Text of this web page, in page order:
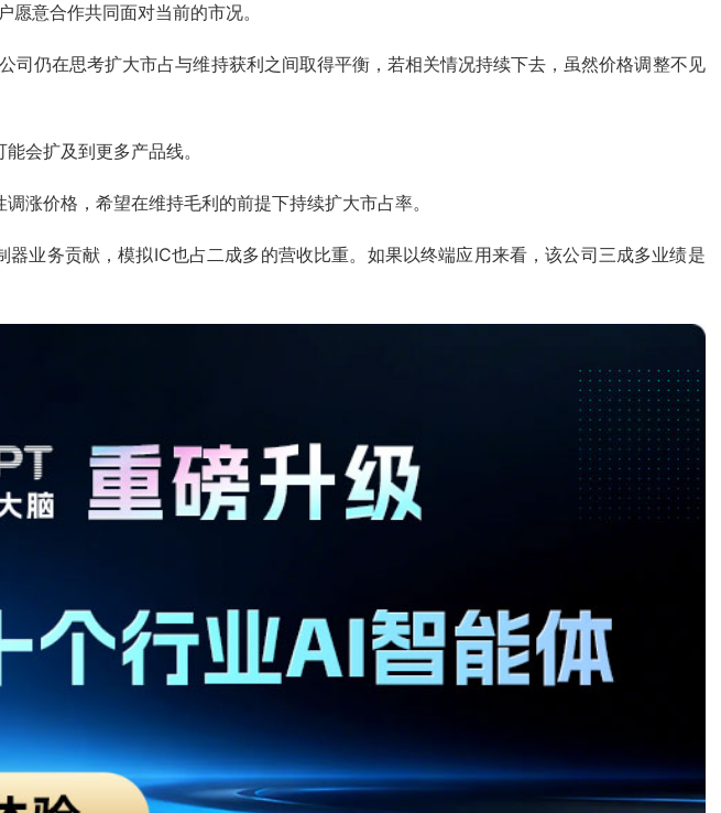
意合作共同面对当前的市况。
仍在思考扩大市占与维持获利之间取得平衡，若相关情况持续下去，虽然价格调整不见
会扩及到更多产品线。
涨价格，希望在维持毛利的前提下持续扩大市占率。
业务贡献，模拟IC也占二成多的营收比重。如果以终端应用来看，该公司三成多业绩是